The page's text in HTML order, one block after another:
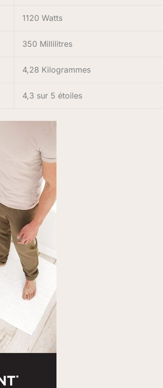
1120 Watts
350 Millilitres
4,28 Kilogrammes
4,3 sur 5 étoiles